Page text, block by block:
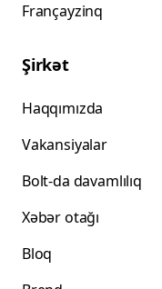
Françayzinq
Şirkət
Haqqımızda
Vakansiyalar
Bolt-da davamlılıq
Xəbər otağı
Bloq